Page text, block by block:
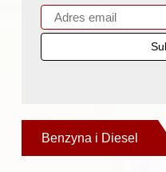
Benzyna i Diesel